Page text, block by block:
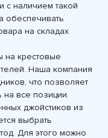
с наличием такой
обеспечивать
на складах
на крестовые
Наша компания
что позволяет
на все позиции.
джойстиков из
выбрать
Для этого можно